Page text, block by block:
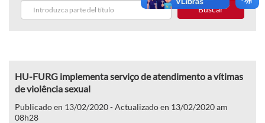
Buscar
HU-FURG implementa serviço de atendimento a vítimas
de violência sexual
Publicado en 13/02/2020 - Actualizado en 13/02/2020 am
08h28